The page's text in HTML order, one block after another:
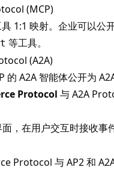
(MCP)
1:1 映射。企业可以公
等工具。
(A2A)
的 A2A 智能体公开为
Protocol 与A2A
，在用户交互时接收
Protocol 与 AP2 和